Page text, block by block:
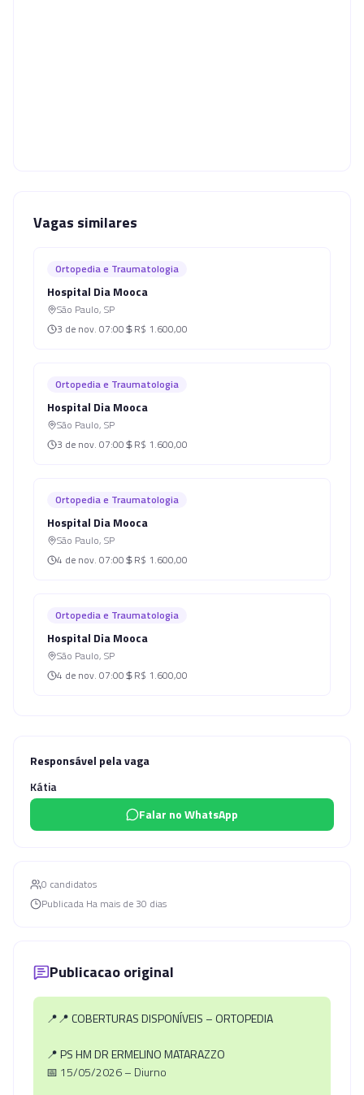
Vagas similares
Ortopedia e Traumatologia
Hospital Dia Mooca
São Paulo, SP
3 de nov. 07:00 R$ 1.600,00
Ortopedia e Traumatologia
Hospital Dia Mooca
São Paulo, SP
3 de nov. 07:00 R$ 1.600,00
Ortopedia e Traumatologia
Hospital Dia Mooca
São Paulo, SP
4 de nov. 07:00 R$ 1.600,00
Ortopedia e Traumatologia
Hospital Dia Mooca
São Paulo, SP
4 de nov. 07:00 R$ 1.600,00
Responsável pela vaga
Kátia
Falar no WhatsApp
0 candidatos
Publicada Ha mais de 30 dias
Publicacao original
📍📍 COBERTURAS DISPONÍVEIS – ORTOPEDIA
📍 PS HM DR ERMELINO MATARAZZO
📅 15/05/2026 – Diurno